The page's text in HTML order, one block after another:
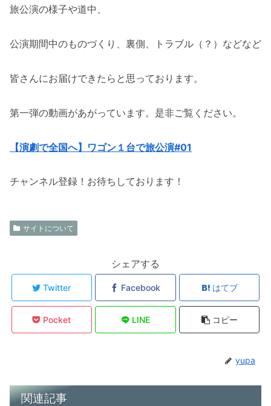
旅公演の様子や道中、
公演期間中のものづくり、裏側、トラブル（？）などなど
皆さんにお届けできたらと思っております。
第一弾の動画があがっています。是非ご覧ください。
【演劇で全国へ】ワゴン１台で旅公演#01
チャンネル登録！お待ちしております！
サイトについて
シェアする
Twitter Facebook はてブ
Pocket LINE コピー
yupa
関連記事